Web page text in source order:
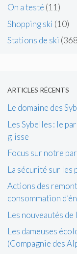
On a testé (11)
Shopping ski (10)
Stations de ski
ARTICLES RÉCENTS
Le domaine des
Les Sybelles : le
glisse
Focus sur notre
La sécurité sur les
Actions des
consommation
Les nouveautés
Les dameuses
(Compagnie des